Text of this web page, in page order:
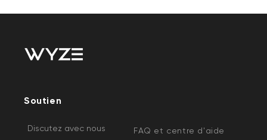
Soutien
Discutez avec nous FAQ et centre d'aide